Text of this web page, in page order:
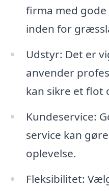
firma med
inden for
Udstyr: Det er
anvender
kan sikre et flot
Kundeservice:
service kan
oplevelse.
Fleksibilitet: